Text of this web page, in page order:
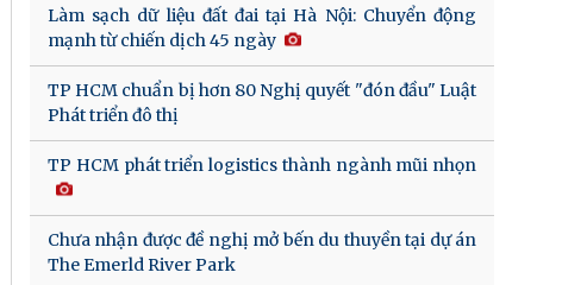
Làm sạch dữ liệu đất đai tại Hà Nội: Chuyển động
mạnh từ chiến dịch 45 ngày
TP HCM chuẩn bị hơn 80 Nghị quyết "đón đầu" Luật
Phát triển đô thị
TP HCM phát triển logistics thành ngành mũi nhọn
Chưa nhận được đề nghị mở bến du thuyền tại dự án
The Emerld River Park